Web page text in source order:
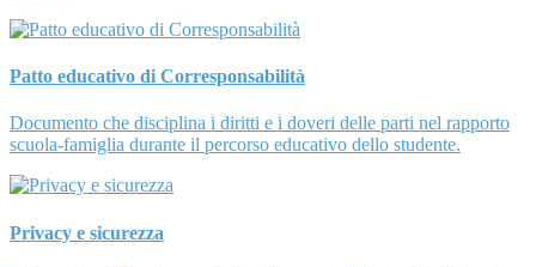
Patto educativo di Corresponsabilità
Documento che disciplina i diritti e i doveri delle parti nel rapporto
scuola-famiglia durante il percorso educativo dello studente.
Privacy e sicurezza